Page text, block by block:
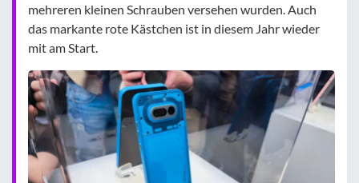
mehreren kleinen Schrauben versehen wurden. Auch
das markante rote Kästchen ist in diesem Jahr wieder
mit am Start.